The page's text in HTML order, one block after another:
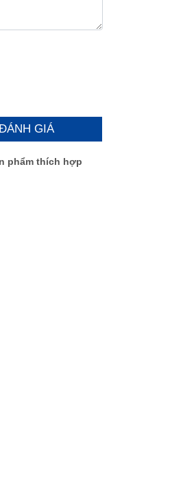
GIÁ
phẩm thích hợp